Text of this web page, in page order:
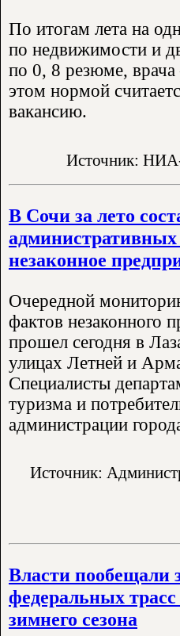
По итогам лета на
по недвижимости и
по 0, 8 резюме,
этом нормой
вакансию.
Источник:
В Сочи за лето
административных
незаконное
Очередной
фактов незаконного
прошел сегодня в
улицах Летней и
Специалисты
туризма и
администрации
Источник:
Власти пообещали
федеральных
зимнего сезона